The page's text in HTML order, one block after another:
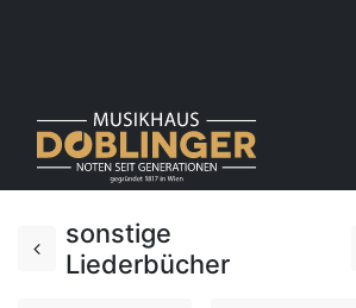
sonstige
Liederbücher